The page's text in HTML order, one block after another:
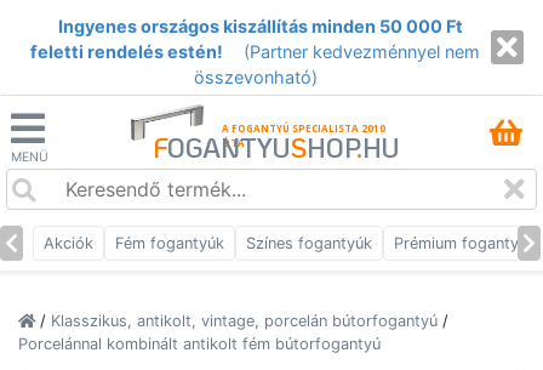
Ingyenes országos kiszállítás minden 50 000 Ft
feletti rendelés estén!
(Partner kedvezménnyel nem
összevonható)
MENÜ
A FOGANTYÚ SPECIALISTA 2010
ÓTA
FOGANTYUSHOP.HU
Akciók Fém fogantyúk Színes fogantyúk Prémium fogantyúk
/ Klasszikus, antikolt, vintage, porcelán bútorfogantyú /
Porcelánnal kombinált antikolt fém bútorfogantyú